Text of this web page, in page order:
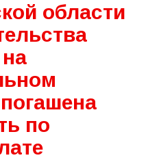
области
по